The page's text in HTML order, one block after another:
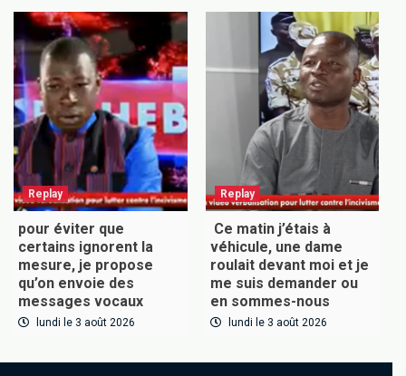
Replay
pour éviter que
certains ignorent la
mesure, je propose
qu’on envoie des
messages vocaux
lundi le 3 août 2026
Replay
Ce matin j’étais à
véhicule, une dame
roulait devant moi et je
me suis demander ou
en sommes-nous
lundi le 3 août 2026